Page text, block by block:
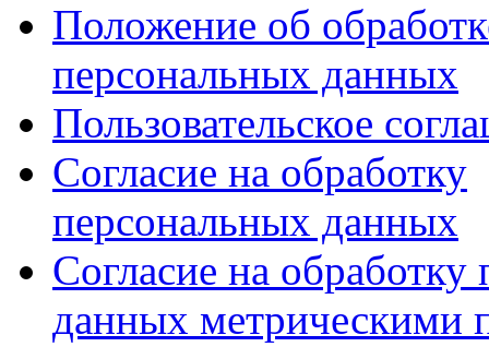
Положение об
персональных данных
Пользовательское
Согласие на обработку
персональных данных
Согласие на обработку
данных метрическими